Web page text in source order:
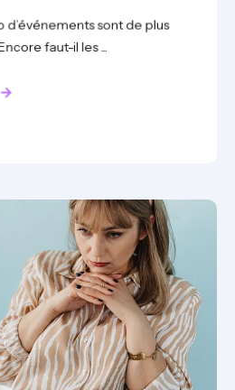
d’événements sont de plus
faut-il les ...